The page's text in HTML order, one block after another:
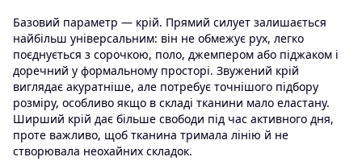
Базовий параметр — крій. Прямий силует залишається
найбільш універсальним: він не обмежує рух, легко
поєднується з сорочкою, поло, джемпером або піджаком і
доречний у формальному просторі. Звужений крій
виглядає акуратніше, але потребує точнішого підбору
розміру, особливо якщо в складі тканини мало еластану.
Ширший крій дає більше свободи під час активного дня,
проте важливо, щоб тканина тримала лінію й не
створювала неохайних складок.